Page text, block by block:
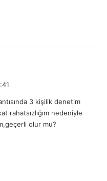
3 kişilik denetim
rahatsızlığım nedeniyle
olur mu?